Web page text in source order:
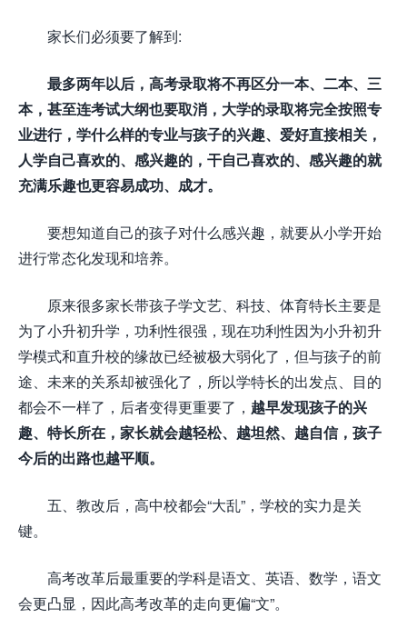
家长们必须要了解到:
最多两年以后，高考录取将不再区分一本、二本、三
本，甚至连考试大纲也要取消，大学的录取将完全按照专
业进行，学什么样的专业与孩子的兴趣、爱好直接相关，
人学自己喜欢的、感兴趣的，干自己喜欢的、感兴趣的就
充满乐趣也更容易成功、成才。
要想知道自己的孩子对什么感兴趣，就要从小学开始
进行常态化发现和培养。
原来很多家长带孩子学文艺、科技、体育特长主要是
为了小升初升学，功利性很强，现在功利性因为小升初升
学模式和直升校的缘故已经被极大弱化了，但与孩子的前
途、未来的关系却被强化了，所以学特长的出发点、目的
都会不一样了，后者变得更重要了， 越早发现孩子的兴
趣、特长所在，家长就会越轻松、越坦然、越自信，孩子
今后的出路也越平顺。
五、教改后，高中校都会“大乱”，学校的实力是关
键。
高考改革后最重要的学科是语文、英语、数学，语文
会更凸显，因此高考改革的走向更偏“文”。